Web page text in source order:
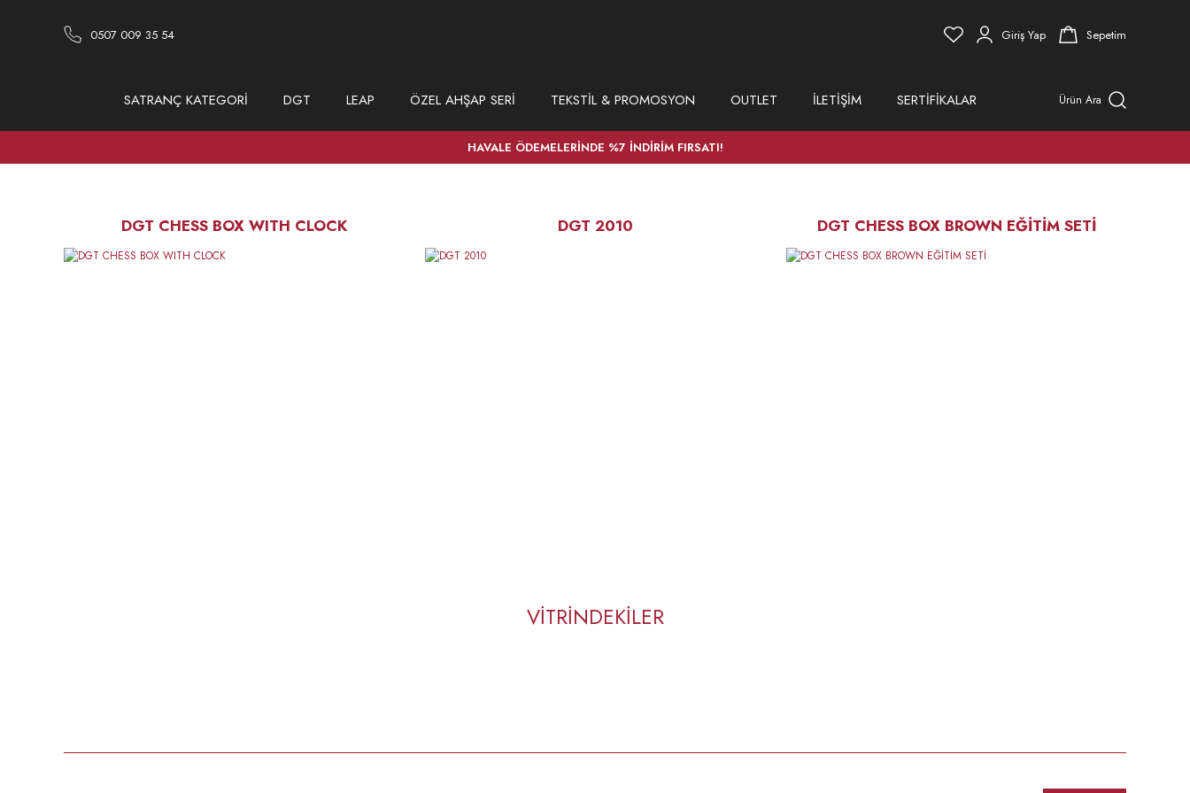
0507 009 35 54 Giriş Yap Sepetim
SATRANÇ KATEGORİ DGT LEAP ÖZEL AHŞAP SERİ TEKSTİL & PROMOSYON OUTLET İLETİŞİM SERTİFİKALAR Ürün Ara
HAVALE ÖDEMELERİNDE %7 İNDİRİM FIRSATI!
DGT CHESS BOX WITH CLOCK DGT 2010 DGT CHESS BOX BROWN EĞİTİM SETİ
VİTRİNDEKİLER